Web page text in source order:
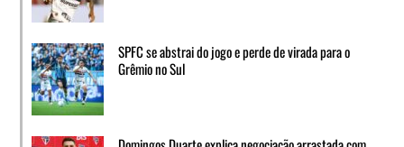
SPFC se abstrai do jogo e perde de virada para o
Grêmio no Sul